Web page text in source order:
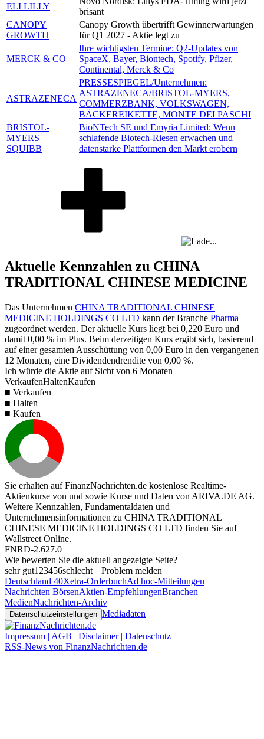
ELI LILLY
brisant
CANOPY
GROWTH
Canopy Growth übertrifft Gewinnerwartungen
für Q1 2027 - Aktie legt zu
MERCK & CO
Ihre wichtigsten Termine: Q2-Updates von
SpaceX, Bayer, Biontech, Spotify, Pfizer,
Continental, Merck & Co
ASTRAZENECA
PRESSESPIEGEL/Unternehmen:
ASTRAZENECA/BRISTOL-MYERS,
COMMERZBANK, VOLKSWAGEN,
BÄCKEREIKETTE, MONTE DEI PASCHI
BRISTOL-
MYERS
SQUIBB
BioNTech SE und Emyria Limited: Wenn
schlafende Biotech-Riesen erwachen und
datenstarke Plattformen den Markt erobern
Aktuelle Kennzahlen zu CHINA
TRADITIONAL CHINESE MEDICINE
Das Unternehmen CHINA TRADITIONAL CHINESE
MEDICINE HOLDINGS CO LTD kann der Branche Pharma
zugeordnet werden. Der aktuelle Kurs liegt bei 0,220 Euro und
damit 0,00 % im Plus. Beim derzeitigen Kurs ergibt sich, basierend
auf einer gesamten Ausschüttung von 0,00 Euro in den vergangenen
12 Monaten, eine Dividendendrendite von 0,00 %.
Ich würde die Aktie auf Sicht von 6 Monaten
VerkaufenHaltenKaufen
■ Verkaufen
■ Halten
■ Kaufen
Sie erhalten auf FinanzNachrichten.de kostenlose Realtime-
Aktienkurse von und sowie Kurse und Daten von ARIVA.DE AG.
Weitere Kennzahlen, Fundamentaldaten und
Unternehmensinformationen zu CHINA TRADITIONAL
CHINESE MEDICINE HOLDINGS CO LTD finden Sie auf
Wallstreet Online.
FNRD-2.627.0
Wie bewerten Sie die aktuell angezeigte Seite?
sehr gut1 23456schlecht
Problem melden
Deutschland 40Xetra-OrderbuchAd hoc-Mitteilungen
Nachrichten BörsenAktien-EmpfehlungenBranchen
MedienNachrichten-Archiv
Datenschutzeinstellungen Mediadaten
Impressum | AGB | Disclaimer | Datenschutz
RSS-News von FinanzNachrichten.de